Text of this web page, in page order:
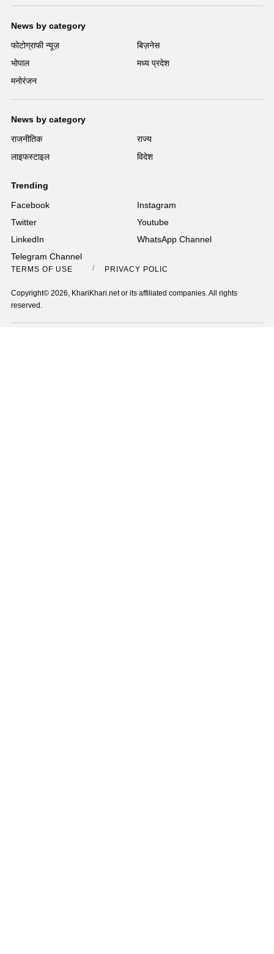
News by category
फोटोग्राफी न्यूज़
बिज़नेस
भोपाल
मध्य प्रदेश
मनोरंजन
News by category
राजनीतिक
राज्य
लाइफस्टाइल
विदेश
Trending
Facebook
Instagram
Twitter
Youtube
LinkedIn
WhatsApp Channel
Telegram Channel
TERMS OF USE PRIVACY POLICY
Copyright© 2026, KhariKhari.net or its affiliated companies. All rights
reserved.